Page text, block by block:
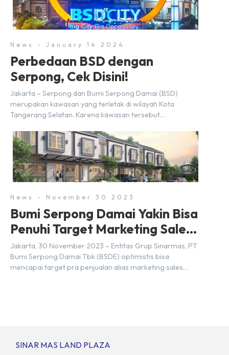
2024, kondisi ekonomi global maupun nasional dapat
memengaruhi pertimbangan masyarakat untuk membeli
rumah maupun investasi di sektor […]
News - January 14 2024
Perbedaan BSD dengan
Serpong, Cek Disini!
Jakarta – Serpong dan Bumi Serpong Damai (BSD)
merupakan kawasan yang terletak di wilayah Kota
Tangerang Selatan. Karena kawasan tersebut
kita yang mengira kedua wilayah ini merupakan tempat
yang sama. Padahal anggapan tersebut kurang tepat.
Sebab Serpong dan BSD merupakan dua kawasan yang
berbeda. Berikut penjelasannya. Baca Juga: […]
News - November 30 2023
Bumi Serpong Damai Yakin Bisa
Penuhi Target Marketing Sales
Tahun 2023
Jakarta, 30 November 2023 – Entitas Grup Sinarmas, PT
Bumi Serpong Damai Tbk (BSDE) optimistis bisa
mencapai target pra penjualan alias marketing sales
SINAR MAS LAND PLAZA